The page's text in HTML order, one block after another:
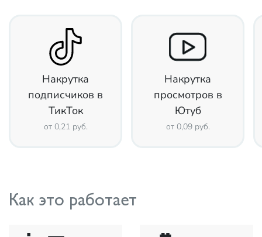
Накрутка
подписчиков в
ТикТок
от 0,21 руб.
Накрутка
просмотров в
Ютуб
от 0,09 руб.
Как это работает